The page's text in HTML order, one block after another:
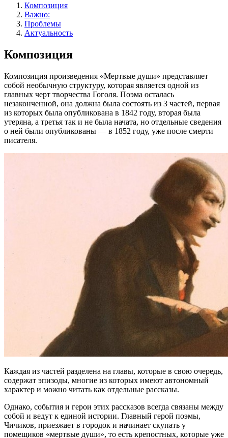
Композиция
Важно:
Проблемы
Актуальность
Композиция
Композиция произведения «Мертвые души» представляет
собой необычную структуру, которая является одной из
главных черт творчества Гоголя. Поэма осталась
незаконченной, она должна была состоять из 3 частей, первая
из которых была опубликована в 1842 году, вторая была
утеряна, а третья так и не была начата, но отдельные сведения
о ней были опубликованы — в 1852 году, уже после смерти
писателя.
Каждая из частей разделена на главы, которые в свою очередь,
содержат эпизоды, многие из которых имеют автономный
характер и можно читать как отдельные рассказы.
Однако, события и герои этих рассказов всегда связаны между
собой и ведут к единой истории. Главный герой поэмы,
Чичиков, приезжает в городок и начинает скупать у
помещиков «мертвые души», то есть крепостных, которые уже